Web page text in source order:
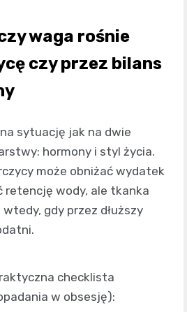
waga rośnie
czy przez bilans
sytuację jak na dwie
hormony i styl życia.
może obniżać wydatek
retencję wody, ale tkanka
gdy przez dłuższy
checklista
w obsesję):